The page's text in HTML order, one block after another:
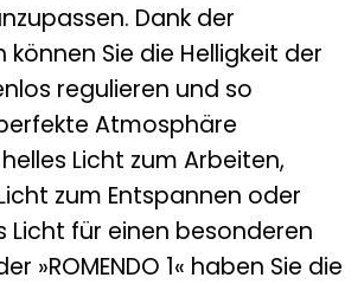
Dank der
können Sie die Helligkeit der
regulieren und so
Atmosphäre
Licht zum Arbeiten,
zum Entspannen oder
Licht für einen besonderen
»ROMENDO 1« haben Sie die